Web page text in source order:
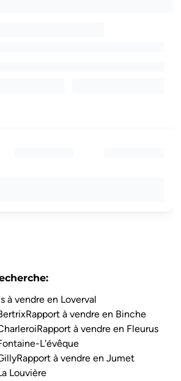
:
à vendre en Loverval
Rapport à vendre en Binche
Rapport à vendre en Fleurus
L'évêque
Rapport à vendre en Jumet
Louvière